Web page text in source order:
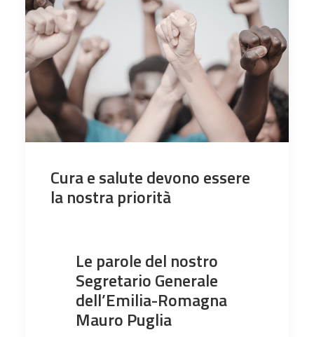
Cura e salute devono essere
la nostra priorità
Le parole del nostro
Segretario Generale
dell’Emilia-Romagna
Mauro Puglia